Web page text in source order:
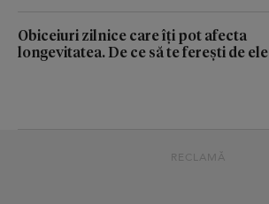
Obiceiuri zilnice care îți pot afecta
longevitatea. De ce să te ferești de ele
RECLAMĂ